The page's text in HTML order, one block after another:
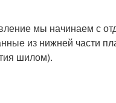
мы начинаем с
из нижней части
шилом).